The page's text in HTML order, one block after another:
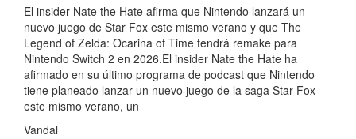
El insider Nate the Hate afirma que Nintendo lanzará un
nuevo juego de Star Fox este mismo verano y que The
Legend of Zelda: Ocarina of Time tendrá remake para
Nintendo Switch 2 en 2026.El insider Nate the Hate ha
afirmado en su último programa de podcast que Nintendo
tiene planeado lanzar un nuevo juego de la saga Star Fox
este mismo verano, un
Vandal